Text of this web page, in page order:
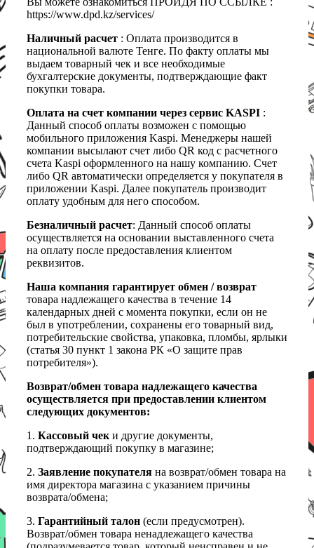
https://www.dpd.kz/services/
Наличный расчет : Оплата производится в
национальной валюте Тенге. По факту оплаты мы
выдаем товарный чек и все необходимые
бухгалтерские документы, подтверждающие факт
покупки товара.
Оплата на счет компании через сервис KASPI :
Данный способ оплаты возможен с помощью
мобильного приложения Kaspi. Менеджеры нашей
компании высылают счет либо QR код с расчетного
счета Kaspi оформленного на нашу компанию. Счет
либо QR автоматически определяется у покупателя в
приложении Kaspi. Далее покупатель производит
оплату удобным для него способом.
Безналичный расчет: Данный способ оплаты
осуществляется на основании выставленного счета
на оплату после предоставления клиентом
реквизитов.
Наша компания гарантирует обмен / возврат
товара надлежащего качества в течение 14
календарных дней с момента покупки, если он не
был в употреблении, сохранены его товарный вид,
потребительские свойства, упаковка, пломбы, ярлыки
(статья 30 пункт 1 закона РК «О защите прав
потребителя»).
Возврат/обмен товара надлежащего качества
осуществляется при предоставлении клиентом
следующих документов:
1. Кассовый чеки другие документы,
подтверждающий покупку в магазине;
2. Заявление покупателя на возврат/обмен товара на
имя директора магазина с указанием причины
возврата/обмена;
3. Гарантийный талон (если предусмотрен).
Возврат/обмен товара ненадлежащего качества